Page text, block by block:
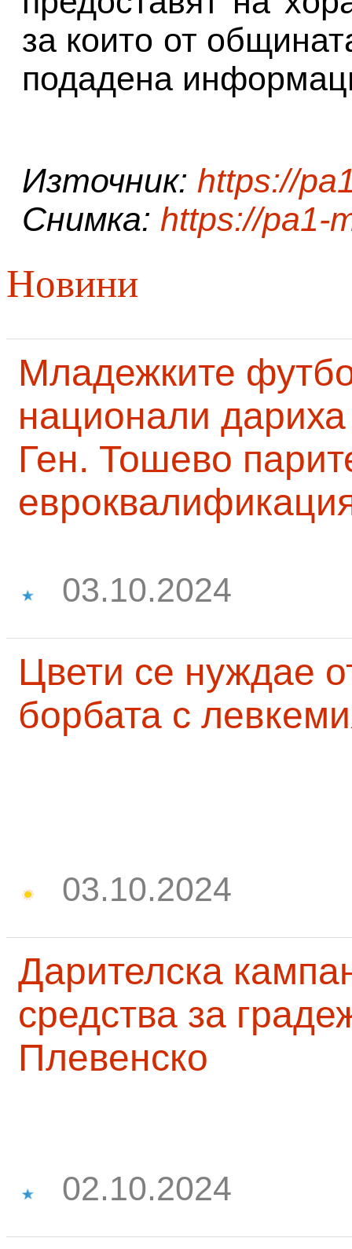
за които от
подадена
Източник: https://
Снимка: https://pa1-
Новини
Младежките
национали
Ген. Тошево
03.10.2024
Цвети се нуждае
борбата с
03.10.2024
Дарителска
средства за
Плевенско
02.10.2024